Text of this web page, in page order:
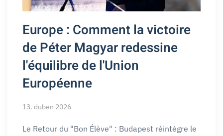
Europe : Comment la victoire
de Péter Magyar redessine
l'équilibre de l'Union
Européenne
13. duben 2026
Le Retour du "Bon Élève" : Budapest réintègre le